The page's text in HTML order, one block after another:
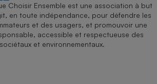
Choisir Ensemble est une association à but
en toute indépendance, pour défendre les
et des usagers, et promouvoir une
accessible et respectueuse des
et environnementaux.